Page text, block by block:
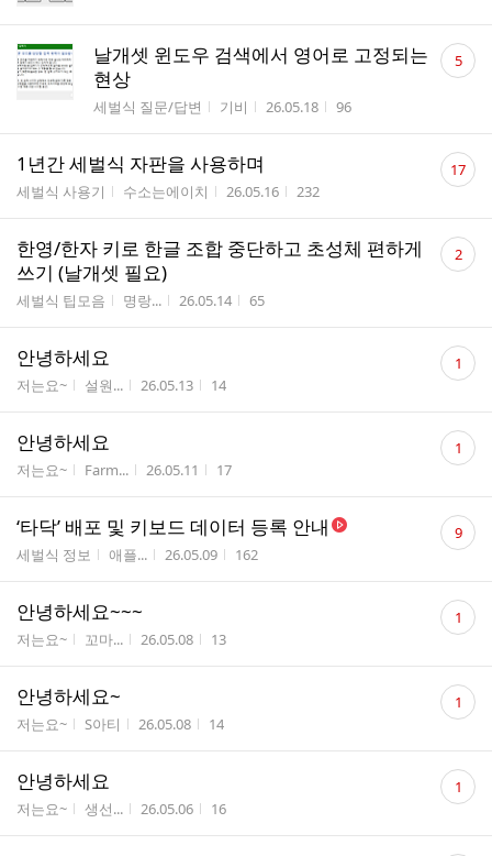
날개셋 윈도우 검색에서 영어로 고정되는
현상
게시판명
세벌식 질문/답변 작성자
기비 작성시간
26.05.18 조회수
96
댓
글 5
1년간 세벌식 자판을 사용하며
게시판명
세벌식 사용기 작성자
수소는에이치 작성시간
26.05.16 조회수
232
댓
글17
한영/한자 키로 한글 조합 중단하고 초성체 편하게
쓰기 (날개셋 필요)
게시판명
세벌식 팁모음 작성자
명랑... 작성시간
26.05.14 조회수
65
댓
글 2
안녕하세요
게시판명
저는요~ 작성자
설원... 작성시간
26.05.13 조회수
14
댓
글 1
안녕하세요
게시판명
저는요~ 작성자
Farm... 작성시간
26.05.11 조회수
17
댓
글 1
‘타닥’ 배포 및 키보드 데이터 등록 안내
게시판명
세벌식 정보 작성자
애플... 작성시간
26.05.09 조회수
162
댓
글 9
안녕하세요~~~
게시판명
저는요~ 작성자
꼬마... 작성시간
26.05.08 조회수
13
댓
글 1
안녕하세요~
게시판명
저는요~ 작성자
S아티 작성시간
26.05.08 조회수
14
댓
글 1
안녕하세요
게시판명
저는요~ 작성자
생선... 작성시간
26.05.06 조회수
16
댓
글 1